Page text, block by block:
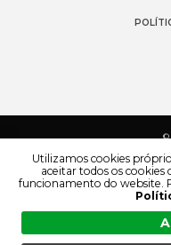
©
Utilizamos cookies
aceitar todos os cookies
funcionamento do website.